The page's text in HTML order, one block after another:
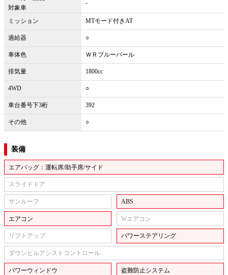
対象車
-
ミッション MTモード付きAT
過給器 ○
車体色 ＷＲブルーパール
排気量 1800cc
4WD ○
車台番号下3桁 392
その他 ○
装備
エアバッグ：運転席/助手席/サイド
スライドドア
サンルーフ ABS
エアコン Wエアコン
リフトアップ パワーステアリング
ダウンヒルアシストコントロール
パワーウィンドウ 盗難防止システム